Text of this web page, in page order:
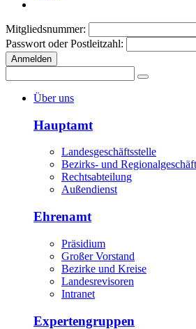
Mitgliedsnummer:
Passwort oder Postleitzahl:
Anmelden
Über uns
Hauptamt
Landesgeschäftsstelle
Bezirks- und
Rechtsabteilung
Außendienst
Ehrenamt
Präsidium
Großer Vorstand
Bezirke und Kreise
Landesrevisoren
Intranet
Expertengruppen